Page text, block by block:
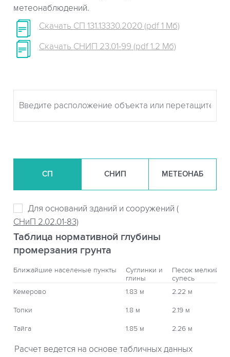
метеонаблюдений.
Скачать СП 131.13330.2020 (pdf 1 Мб)
Скачать СНИП 23.01-99 (pdf 1.2 Мб)
СП СНИП МЕТЕОНАБ
Для оснований зданий и сооружений (
СНиП 2.02.01-83)
Таблица нормативной глубины
промерзания грунта
Ближайшие населеные пункты
Суглинки и
глины
Песок мелкий,
супесь
Кемерово
1.83 м 2.22 м
Топки 1.8 м 2.19 м
Тайга 1.85 м 2.26 м
Расчет ведется на основе табличных данных